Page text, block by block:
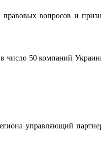
вопросов и
50 компаний
управляющий